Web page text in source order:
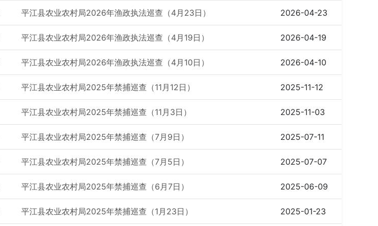
平江县农业农村局2026年渔政执法巡查（4月23日） 2026-04-23
平江县农业农村局2026年渔政执法巡查（4月19日） 2026-04-19
平江县农业农村局2026年渔政执法巡查（4月10日） 2026-04-10
平江县农业农村局2025年禁捕巡查（11月12日） 2025-11-12
平江县农业农村局2025年禁捕巡查（11月3日） 2025-11-03
平江县农业农村局2025年禁捕巡查（7月9日） 2025-07-11
平江县农业农村局2025年禁捕巡查（7月5日） 2025-07-07
平江县农业农村局2025年禁捕巡查（6月7日） 2025-06-09
平江县农业农村局2025年禁捕巡查（1月23日） 2025-01-23